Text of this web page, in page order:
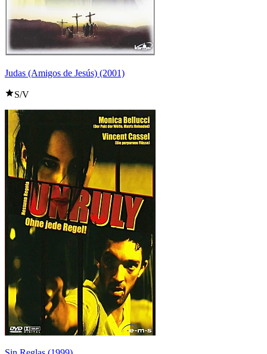
Judas (Amigos de Jesús) (2001)
S/V